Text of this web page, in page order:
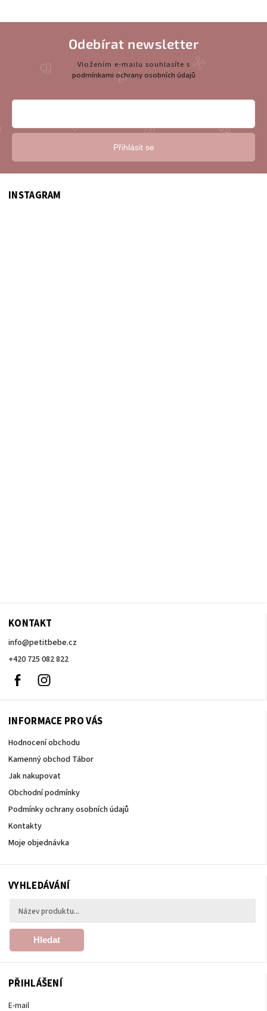
KONTAKT
info@petitbebe.cz
+420 725 082 822
Facebook
INFORMACE PRO VÁS
Hodnocení obchodu
Kamenný obchod Tábor
Jak nakupovat
Obchodní podmínky
Podmínky ochrany osobních údajů
Kontakty
Moje objednávka
VYHLEDÁVÁNÍ
Hledat
PŘIHLÁŠENÍ
E-mail
INSTAGRAM
Odebírat newsletter
Vložením e-mailu souhlasíte s
podmínkami ochrany osobních údajů
Přihlásit se